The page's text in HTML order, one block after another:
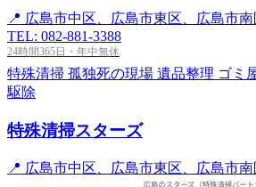
📍 広島市中区、広島市東区、広島市南
TEL: 082-881-3388
24時間365日・年中無休
特殊清掃 孤独死の現場 遺品整理 ゴミ
駆除
特殊清掃スターズ
📍 広島市中区、広島市東区、広島市南